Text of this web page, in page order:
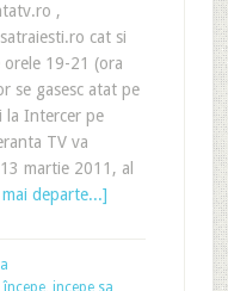
,
cat si
19-21 (ora
se gasesc atat pe
la Intercer pe
TV va
martie 2011, al
departe...]
începe, incepe sa